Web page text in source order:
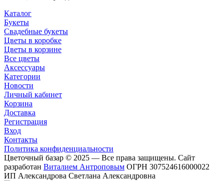
Каталог
Букеты
Свадебные букеты
Цветы в коробке
Цветы в корзине
Все цветы
Аксессуары
Категории
Новости
Личный кабинет
Корзина
Доставка
Регистрация
Вход
Контакты
Политика конфиденциальности
Цветочный базар © 2025 — Все права защищены. Сайт
разработан Виталием Антроповым ОГРН 307524616000022
ИП Александрова Светлана Александровна